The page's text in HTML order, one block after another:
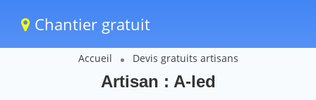
Chantier gratuit
Accueil Devis gratuits artisans
Artisan : A-led